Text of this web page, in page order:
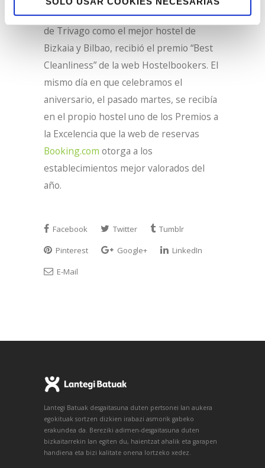
Repsol, ha obtenido el premio Top Hotel
de Trivago como el mejor hostel de
Bizkaia y Bilbao, recibió el premio “Best
Cleanliness” de la web Hostelbookers. El
mismo día en que celebramos el
aniversario, el pasado martes, se recibía
en el propio hostel uno de los Premios a
la Excelencia que la web de reservas
Booking.com otorga a los
establecimientos mejor valorados del
año.
Facebook Twitter
Tumblr
Pinterest
Google+
LinkedIn
E-Mail
Lantegi Batuak desgaitasuna duten pertsonei lan aukera
egokituak sortzen dizkien irabazi asmorik gabeko
erakundea da. Bereziki adimen-desgaitasuna duten
bizkaitarrekin lan egiten du, haientzat ahalik eta garapen
handiena eta bizi kalitate onena lortzeko xedez.